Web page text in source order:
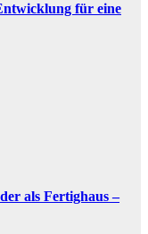
für eine
als Fertighaus –